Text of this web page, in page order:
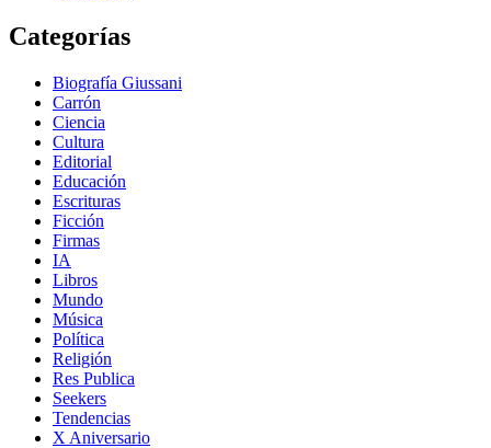
Categorías
Biografía Giussani
Carrón
Ciencia
Cultura
Editorial
Educación
Escrituras
Ficción
Firmas
IA
Libros
Mundo
Música
Política
Religión
Res Publica
Seekers
Tendencias
X Aniversario